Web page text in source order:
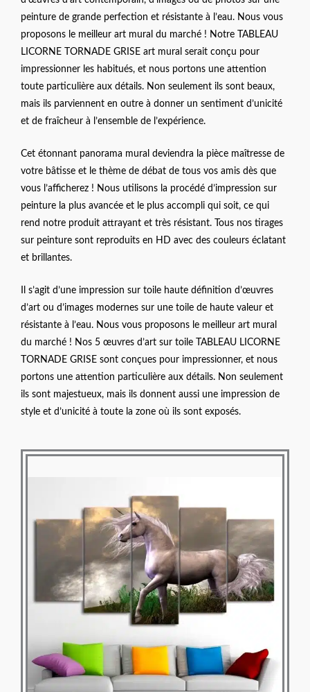
peinture de grande perfection et résistante à l’eau. Nous vous
proposons le meilleur art mural du marché ! Notre TABLEAU
LICORNE TORNADE GRISE art mural serait conçu pour
impressionner les habitués, et nous portons une attention
toute particulière aux détails. Non seulement ils sont beaux,
mais ils parviennent en outre à donner un sentiment d’unicité
et de fraîcheur à l’ensemble de l’expérience.
Cet étonnant panorama mural deviendra la pièce maîtresse de
votre bâtisse et le thème de débat de tous vos amis dès que
vous l’afficherez ! Nous utilisons la procédé d’impression sur
peinture la plus avancée et le plus accompli qui soit, ce qui
rend notre produit attrayant et très résistant. Tous nos tirages
sur peinture sont reproduits en HD avec des couleurs éclatant
et brillantes.
Il s’agit d’une impression sur toile haute définition d’œuvres
d’art ou d’images modernes sur une toile de haute valeur et
résistante à l’eau. Nous vous proposons le meilleur art mural
du marché ! Nos 5 œuvres d’art sur toile TABLEAU LICORNE
TORNADE GRISE sont conçues pour impressionner, et nous
portons une attention particulière aux détails. Non seulement
ils sont majestueux, mais ils donnent aussi une impression de
style et d’unicité à toute la zone où ils sont exposés.